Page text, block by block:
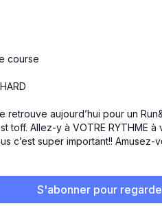
course
retrouve aujourd’hui pour un
toff. Allez-y à VOTRE RYTHME
c’est super important!! Amusez-
S'abonner pour